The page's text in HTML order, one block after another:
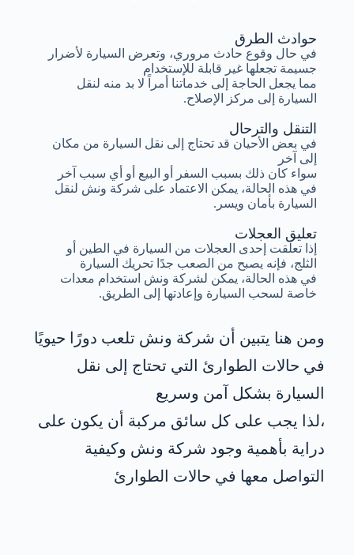
تعليق العجلات
إذا تعلقت إحدى العجلات من السيارة في الطين أو
الثلج، فإنه يصبح من الصعب جدًا تحريك السيارة
في هذه الحالة، يمكن لشركة ونش استخدام معدات
خاصة لسحب السيارة وإعادتها إلى الطريق.
التنقل والترحال
في بعض الأحيان قد تحتاج إلى نقل السيارة من مكان
إلى آخر
سواء كان ذلك بسبب السفر أو البيع أو أي سبب آخر
في هذه الحالة، يمكن الاعتماد على شركة ونش لنقل
السيارة بأمان ويسر.
حوادث الطرق
في حال وقوع حادث مروري، وتعرض السيارة لأضرار
جسيمة تجعلها غير قابلة للإستخدام
مما يجعل الحاجة إلى خدماتنا أمراً لا بد منه لنقل
السيارة إلى مركز الإصلاح.
ومن هنا يتبين أن شركة ونش تلعب دورًا حيويًا
في حالات الطوارئ التي تحتاج إلى نقل
السيارة بشكل آمن وسريع
،لذا يجب على كل سائق مركبة أن يكون على
دراية بأهمية وجود شركة ونش وكيفية
التواصل معها في حالات الطوارئ